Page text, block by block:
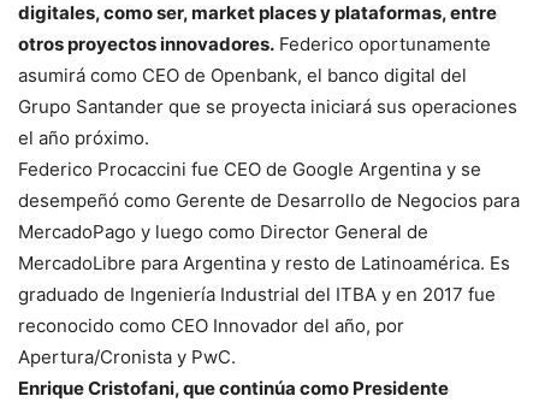
digitales, como ser, market places y plataformas, entre
otros proyectos innovadores. Federico oportunamente
asumirá como CEO de Openbank, el banco digital del
Grupo Santander que se proyecta iniciará sus operaciones
el año próximo.
Federico Procaccini fue CEO de Google Argentina y se
desempeñó como Gerente de Desarrollo de Negocios para
MercadoPago y luego como Director General de
MercadoLibre para Argentina y resto de Latinoamérica. Es
graduado de Ingeniería Industrial del ITBA y en 2017 fue
reconocido como CEO Innovador del año, por
Apertura/Cronista y PwC.
Enrique Cristofani, que continúa como Presidente